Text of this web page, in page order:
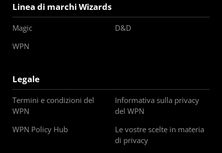
Linea di marchi Wizards
Magic
D&D
WPN
Legale
Termini e condizioni del
WPN
Informativa sulla privacy
del WPN
WPN Policy Hub
Le vostre scelte in materia
di privacy